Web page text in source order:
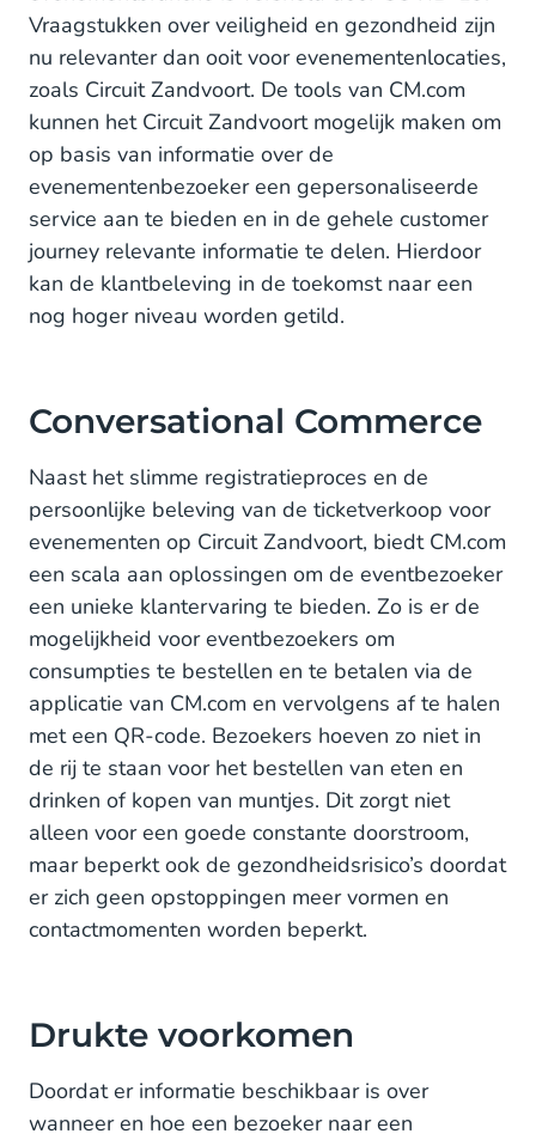
Vraagstukken over veiligheid en gezondheid zijn
nu relevanter dan ooit voor evenementenlocaties,
zoals Circuit Zandvoort. De tools van CM.com
kunnen het Circuit Zandvoort mogelijk maken om
op basis van informatie over de
evenementenbezoeker een gepersonaliseerde
service aan te bieden en in de gehele customer
journey relevante informatie te delen. Hierdoor
kan de klantbeleving in de toekomst naar een
nog hoger niveau worden getild.
Conversational Commerce
Naast het slimme registratieproces en de
persoonlijke beleving van de ticketverkoop voor
evenementen op Circuit Zandvoort, biedt CM.com
een scala aan oplossingen om de eventbezoeker
een unieke klantervaring te bieden. Zo is er de
mogelijkheid voor eventbezoekers om
consumpties te bestellen en te betalen via de
applicatie van CM.com en vervolgens af te halen
met een QR-code. Bezoekers hoeven zo niet in
de rij te staan voor het bestellen van eten en
drinken of kopen van muntjes. Dit zorgt niet
alleen voor een goede constante doorstroom,
maar beperkt ook de gezondheidsrisico’s doordat
er zich geen opstoppingen meer vormen en
contactmomenten worden beperkt.
Drukte voorkomen
Doordat er informatie beschikbaar is over
wanneer en hoe een bezoeker naar een